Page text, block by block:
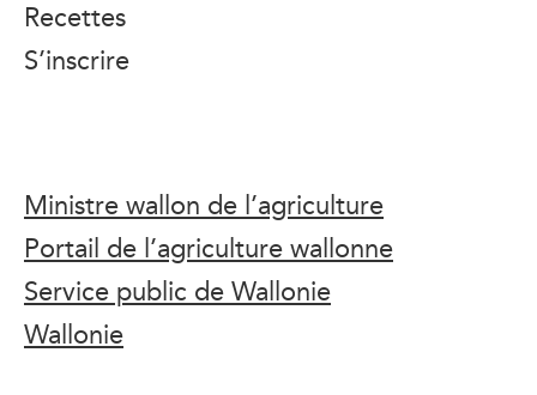
Recettes
S’inscrire
Ministre wallon de l’agriculture
Portail de l’agriculture wallonne
Service public de Wallonie
Wallonie